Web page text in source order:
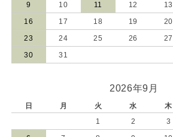
9 10 11 12 13
16 17 18 19 20
23 24 25 26 27
30 31
2026年9月
日 月 火 水 木
1
2 3